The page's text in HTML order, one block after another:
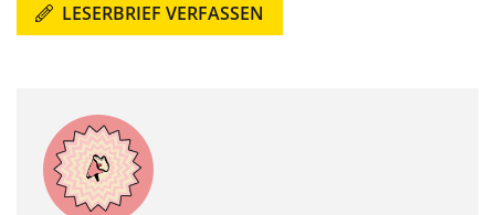
LESERBRIEF VERFASSEN